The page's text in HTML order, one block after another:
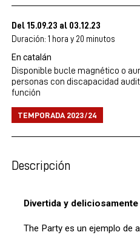
Del 15.09.23 al 03.12.23
Duración: 1 hora y 20 minutos
En catalán
Disponible bucle magnético o
personas con discapacidad
función
TEMPORADA 2023/24
Descripción
Divertida y deliciosamente
The Party es un ejemplo de